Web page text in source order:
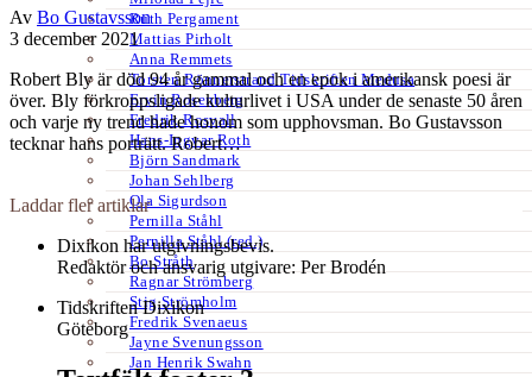
Ruth Pergament
Mattias Pirholt
Anna Remmets
Torsten Rönnerstrand Tidskriften Medusa
Ervin Rosenberg
Fredrik Rosvall
Hans-Ingvar Roth
Björn Sandmark
Johan Sehlberg
Ola Sigurdson
Pernilla Ståhl
Pernilla Ståhl (red.)
Bo Stråth
Ragnar Strömberg
Stig Strömholm
Fredrik Svenaeus
Jayne Svenungsson
Jan Henrik Swahn
Av Bo Gustavsson
3 december 2021
Robert Bly är död 94 år gammal och en epok i amerikansk poesi är
över. Bly förkroppsligade kulturlivet i USA under de senaste 50 åren
och varje ny trend hade honom som upphovsman. Bo Gustavsson
tecknar hans porträtt. Robert…
Laddar fler artiklar
Dixikon har utgivningsbevis.
Redaktör och ansvarig utgivare: Per Brodén
Tidskriften Dixikon
Göteborg